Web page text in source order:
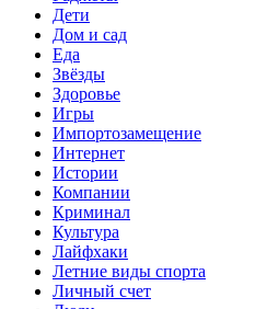
Дети
Дом и сад
Еда
Звёзды
Здоровье
Игры
Импортозамещение
Интернет
Истории
Компании
Криминал
Культура
Лайфхаки
Летние виды спорта
Личный счет